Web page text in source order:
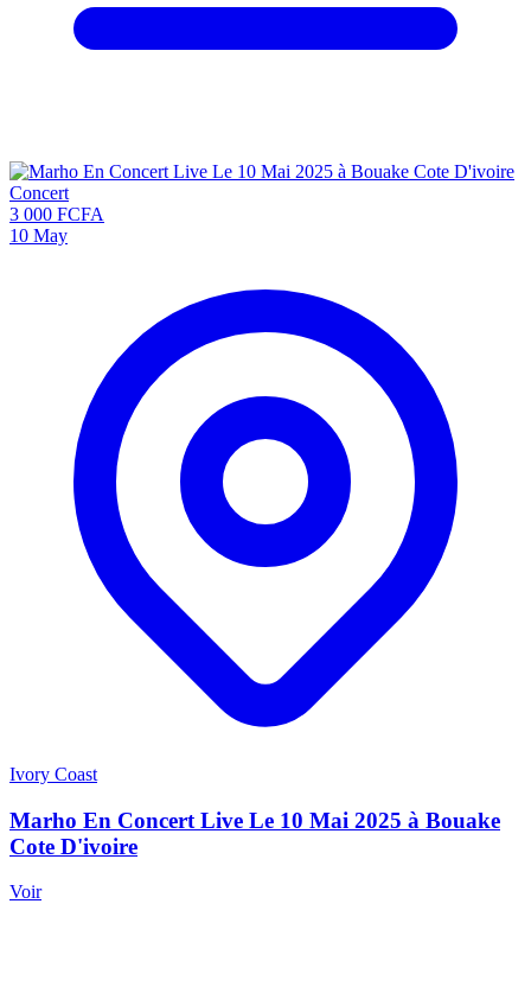
Concert
3 000 FCFA
10 May
Ivory Coast
Marho En Concert Live Le 10 Mai 2025 à Bouake
Cote D'ivoire
Voir